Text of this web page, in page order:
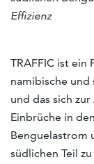
Effizienz
TRAFFIC ist
namibische
und das sich
Einbrüche in
Benguelastrom
südlichen Teil